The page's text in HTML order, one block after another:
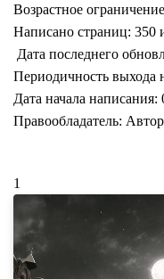
Возрастное
Написано страниц: 350
Дата последнего
Периодичность выхода
Дата начала написания:
Правообладатель: Автор
1